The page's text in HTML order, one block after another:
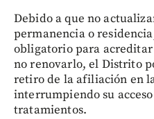
Debido a que no
permanencia o
obligatorio para
no renovarlo, el Distrito
retiro de la afiliación en
interrumpiendo su
tratamientos.